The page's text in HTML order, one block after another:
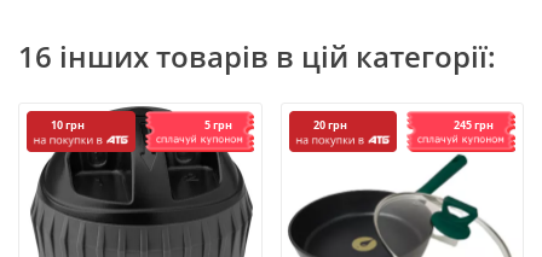
16 інших товарів в цій категорії:
10 грн 5 грн 20 грн 245 грн